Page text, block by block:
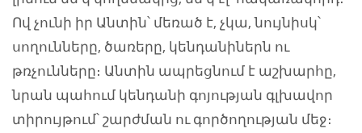
Ով չունի իր Անտին՝ մեռած է, չկա, նույնիսկ՝
սողունները, ծառերը, կենդանիներն ու
թռչունները։ Անտին ապրեցնում է աշխարհը,
նրան պահում կենդանի գոյության գլխավոր
տիրույթում՝ շարժման ու գործողության մեջ։